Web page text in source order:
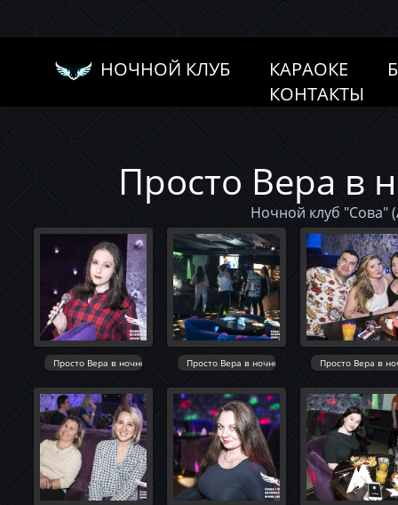
НОЧНОЙ КЛУБ КАРАОКЕ
КОНТАКТЫ
Просто Вера в
Ночной клуб "Сова"